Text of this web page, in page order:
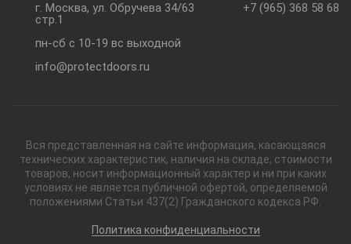
+7 (965) 368 58 68
г. Москва, ул. Обручева 34/63
стр.1
пн-сб с 10-19 вс выходной
info@protectdoors.ru
Вся представленная на сайте информация, касающаяся
технических характеристик, наличия на складе, стоимости
товаров, носит информационный характер и ни при каких
условиях не является публичной офертой, определяемой
положениями Статьи 437(2) Гражданского кодекса РФ.
Политика конфиденциальности